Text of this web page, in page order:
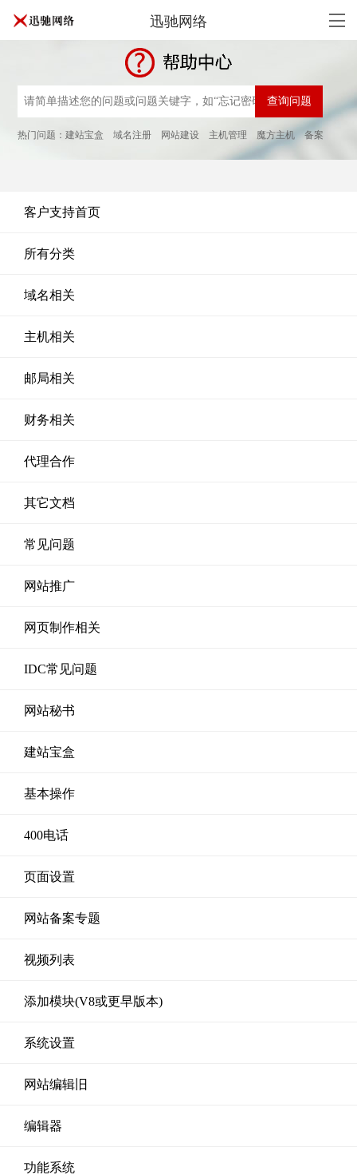
迅驰网络
热门问题：建站宝盒 域名注册 网站建设 主机管理 魔方主机 备案
客户支持首页
所有分类
域名相关
主机相关
邮局相关
财务相关
代理合作
其它文档
常见问题
网站推广
网页制作相关
IDC常见问题
网站秘书
建站宝盒
基本操作
400电话
页面设置
网站备案专题
视频列表
添加模块(V8或更早版本)
系统设置
网站编辑旧
编辑器
功能系统